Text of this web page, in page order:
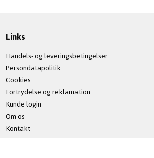
Links
Handels- og leveringsbetingelser
Persondatapolitik
Cookies
Fortrydelse og reklamation
Kunde login
Om os
Kontakt